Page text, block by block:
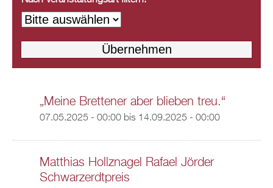
„Meine Brettener aber blieben treu.“
07.05.2025 - 00:00bis 14.09.2025 - 00:00
Matthias Hollznagel Rafael Jörder
Schwarzerdtpreis